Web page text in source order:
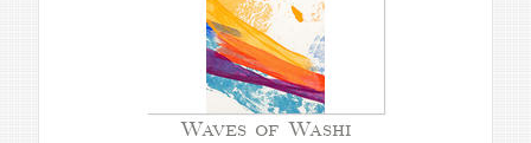
Waves of Washi